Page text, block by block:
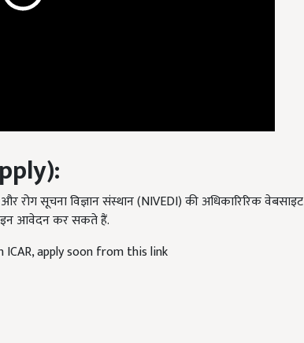
और रोग सूचना विज्ञान संस्थान (NIVEDI) की अधिकारिरिक वेबसाइट
आवेदन कर सकते हैं.
apply soon from this link